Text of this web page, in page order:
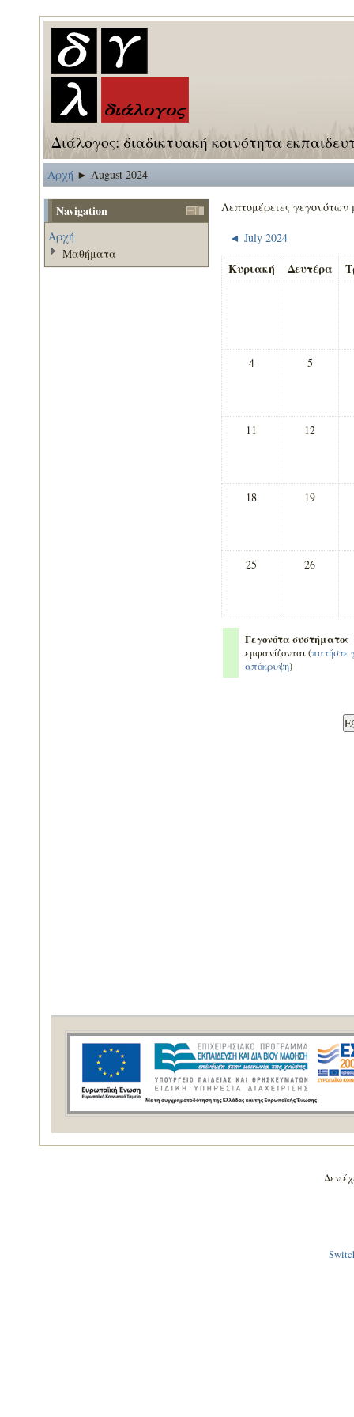
Διάλογος: διαδικτυακή κοινότητα
Αρχή ► August 2024
Λεπτομέρειες γεγονότων
◄ July 2024
Κυριακή Δευτέρα
4 5
11 12
18 19
25 26
Γεγονότα συστήματος
εμφανίζονται (πατήστε
απόκρυψη)
Navigation
Αρχή
Μαθήματα
Δεν